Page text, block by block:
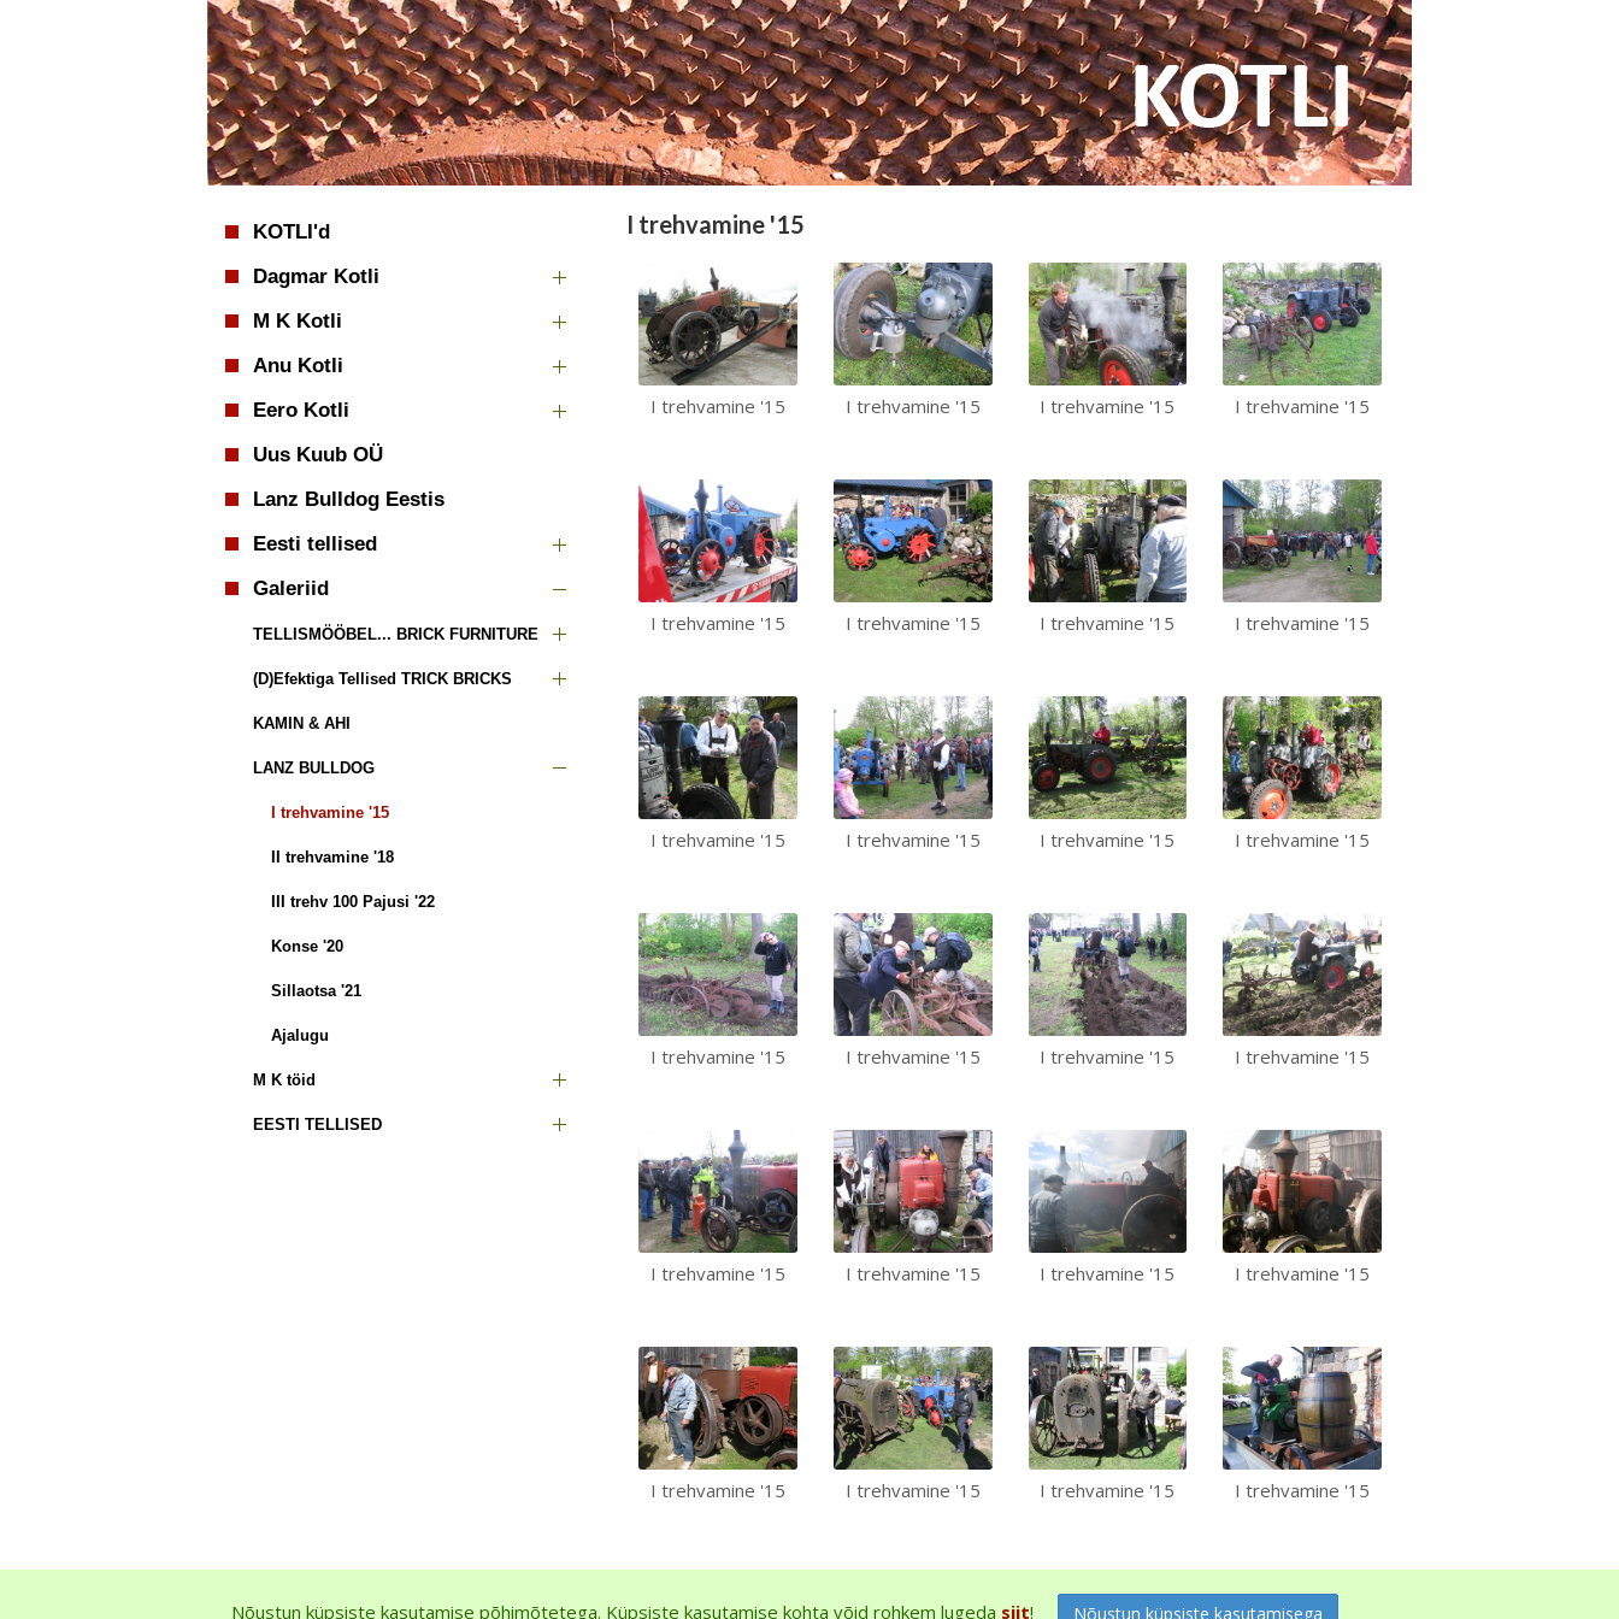
KOTLI'd
Dagmar Kotli
M K Kotli
Anu Kotli
Eero Kotli
Uus Kuub OÜ
Lanz Bulldog Eestis
Eesti tellised
Galeriid
TELLISMÖÖBEL... BRICK FURNITURE
(D)Efektiga Tellised TRICK BRICKS
KAMIN & AHI
LANZ BULLDOG
I trehvamine '15
II trehvamine '18
III trehv 100 Pajusi '22
Konse '20
Sillaotsa '21
Ajalugu
M K töid
EESTI TELLISED
I trehvamine '15
I trehvamine '15 I trehvamine '15 I trehvamine '15 I trehvamine '15
I trehvamine '15 I trehvamine '15 I trehvamine '15 I trehvamine '15
I trehvamine '15 I trehvamine '15 I trehvamine '15 I trehvamine '15
I trehvamine '15 I trehvamine '15 I trehvamine '15 I trehvamine '15
I trehvamine '15 I trehvamine '15 I trehvamine '15 I trehvamine '15
I trehvamine '15 I trehvamine '15 I trehvamine '15 I trehvamine '15
Nõustun küpsiste kasutamise põhimõtetega. Küpsiste kasutamise kohta võid rohkem lugeda siit!